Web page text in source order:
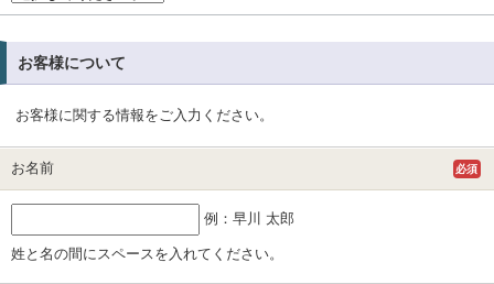
お客様について
お客様に関する情報をご入力ください。
お名前 必須
例：早川 太郎
姓と名の間にスペースを入れてください。